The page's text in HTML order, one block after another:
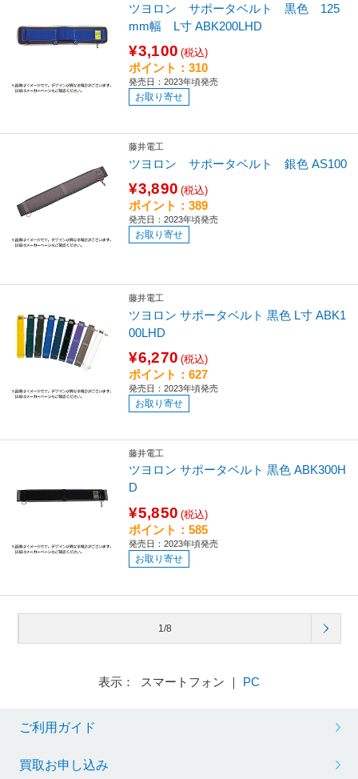
ツヨロン サポータベルト 黒色 125
mm幅 L寸 ABK200LHD
¥3,100 (税込)
ポイント：310
発売日：2023年頃発売
お取り寄せ
藤井電工
ツヨロン サポータベルト 銀色 AS100
¥3,890 (税込)
ポイント：389
発売日：2023年頃発売
お取り寄せ
藤井電工
ツヨロン サポータベルト 黒色 L寸 ABK1
00LHD
¥6,270 (税込)
ポイント：627
発売日：2023年頃発売
お取り寄せ
藤井電工
ツヨロン サポータベルト 黒色 ABK300H
D
¥5,850 (税込)
ポイント：585
発売日：2023年頃発売
お取り寄せ
1/8
表示： スマートフォン ｜ PC
ご利用ガイド
買取お申し込み